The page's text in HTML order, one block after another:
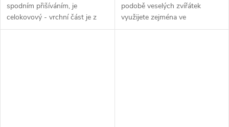
spodním přišíváním, je
celokovový - vrchní část je z
hliníku. K potažení můžete
podobě veselých zvířátek
využijete zejména ve
scrapbookingu. Můžete s nimi